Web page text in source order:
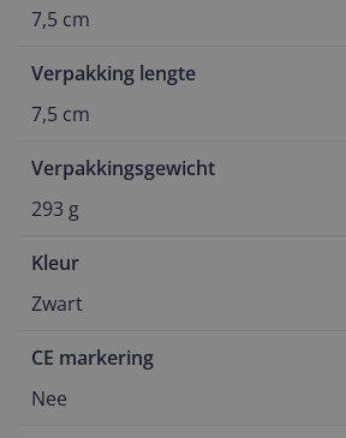
7,5 cm
Verpakking lengte
7,5 cm
Verpakkingsgewicht
293 g
Kleur
Zwart
CE markering
Nee